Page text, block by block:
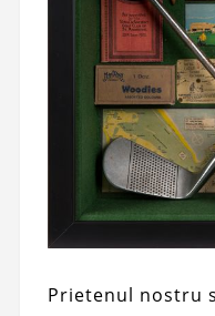
Prietenul nostru